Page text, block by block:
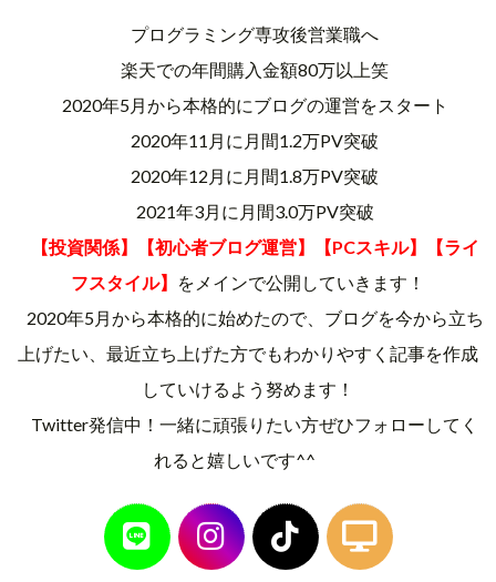
プログラミング専攻後営業職へ
楽天での年間購入金額80万以上笑
2020年5月から本格的にブログの運営をスタート
2020年11月に月間1.2万PV突破
2020年12月に月間1.8万PV突破
2021年3月に月間3.0万PV突破
【投資関係】【初心者ブログ運営】【PCスキル】【ライ
フスタイル】
をメインで公開していきます！
2020年5月から本格的に始めたので、ブログを今から立ち
上げたい、最近立ち上げた方でもわかりやすく記事を作成
していけるよう努めます！
Twitter発信中！一緒に頑張りたい方ぜひフォローしてく
れると嬉しいです^^